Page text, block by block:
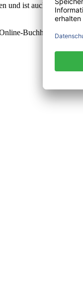
und ist auch
Buchhandel wie